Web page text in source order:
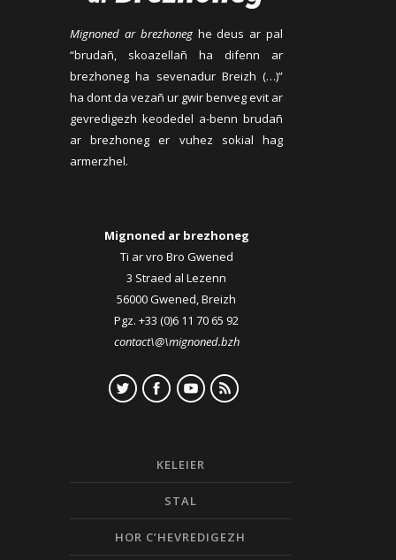
Mignoned ar brezhoneghe deus ar pal
“brudañ, skoazellañ ha difenn ar
brezhoneg ha sevenadur Breizh (…)”
ha dont da vezañ ur gwir benveg evit ar
gevredigezh keodedel a-benn brudañ
ar brezhoneg er vuhez sokial hag
armerzhel.
Mignoned ar brezhoneg
Ti ar vro Bro Gwened
3 Straed al Lezenn
56000 Gwened, Breizh
Pgz. +33 (0)6 11 70 65 92
contact\@\mignoned.bzh
KELEIER
STAL
HOR C’HEVREDIGEZH